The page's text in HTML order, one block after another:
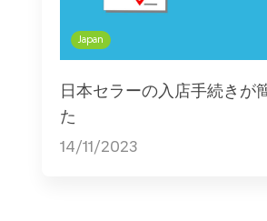
Japan
日本セラーの入店手続きが
た
14/11/2023